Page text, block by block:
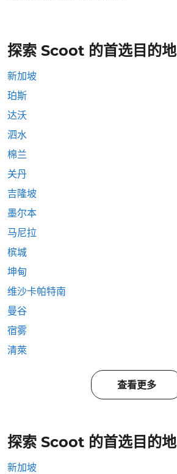
探索 Scoot 的首选目的地
新加坡
珀斯
达沃
泗水
棉兰
关丹
吉隆坡
墨尔本
马尼拉
槟城
坤甸
维沙卡帕特南
曼谷
宿雾
清萊
查看更多
探索 Scoot 的首选目的地
新加坡